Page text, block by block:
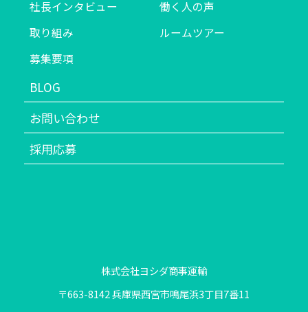
社長インタビュー
働く人の声
取り組み
ルームツアー
募集要項
BLOG
お問い合わせ
採用応募
株式会社ヨシダ商事運輸
〒663-8142 兵庫県西宮市鳴尾浜3丁目7番11